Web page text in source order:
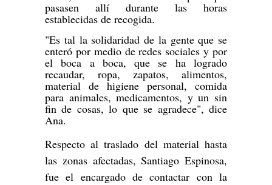
pasasen allí durante las horas
establecidas de recogida.
"Es tal la solidaridad de la gente que se
enteró por medio de redes sociales y por
el boca a boca, que se ha logrado
recaudar, ropa, zapatos, alimentos,
material de higiene personal, comida
para animales, medicamentos, y un sin
fin de cosas, lo que se agradece", dice
Ana.
Respecto al traslado del material hasta
las zonas afectadas, Santiago Espinosa,
fue el encargado de contactar con la